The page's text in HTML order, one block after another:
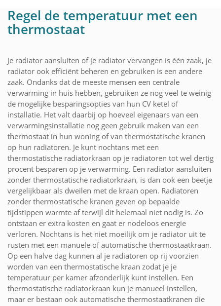
Regel de temperatuur met een
thermostaat
Je radiator aansluiten of je radiator vervangen is één zaak, je
radiator ook efficiënt beheren en gebruiken is een andere
zaak. Ondanks dat de meeste mensen een centrale
verwarming in huis hebben, gebruiken ze nog veel te weinig
de mogelijke besparingsopties van hun CV ketel of
installatie. Het valt daarbij op hoeveel eigenaars van een
verwarmingsinstallatie nog geen gebruik maken van een
thermostaat in hun woning of van thermostatische kranen
op hun radiatoren. Je kunt nochtans met een
thermostatische radiatorkraan op je radiatoren tot wel dertig
procent besparen op je verwarming. Een radiator aansluiten
zonder thermostatische radiatorkraan, is dan ook een beetje
vergelijkbaar als dweilen met de kraan open. Radiatoren
zonder thermostatische kranen geven op bepaalde
tijdstippen warmte af terwijl dit helemaal niet nodig is. Zo
ontstaan er extra kosten en gaat er nodeloos energie
verloren. Nochtans is het niet moeilijk om je radiator uit te
rusten met een manuele of automatische thermostaatkraan.
Op een halve dag kunnen al je radiatoren op rij voorzien
worden van een thermostatische kraan zodat je je
temperatuur per kamer afzonderlijk kunt instellen. Een
thermostatische radiatorkraan kun je manueel instellen,
maar er bestaan ook automatische thermostaatkranen die